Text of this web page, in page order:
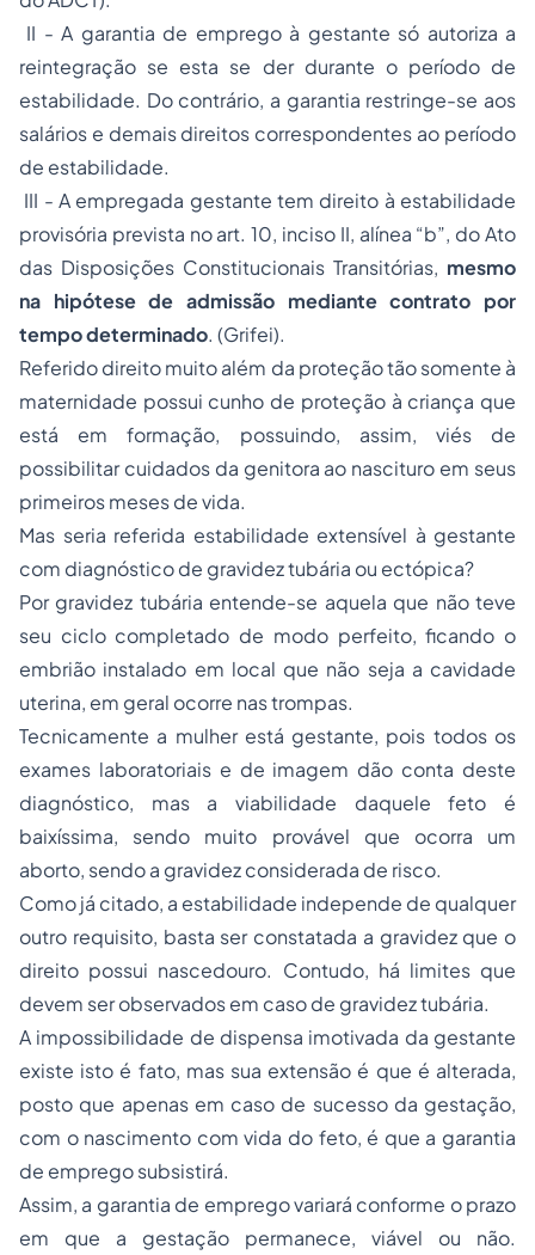
II - A garantia de emprego à gestante só autoriza a
reintegração se esta se der durante o período de
estabilidade. Do contrário, a garantia restringe-se aos
salários e demais direitos correspondentes ao período
de estabilidade.
III - A empregada gestante tem direito à estabilidade
provisória prevista no art. 10, inciso II, alínea “b”, do Ato
das Disposições Constitucionais Transitórias, mesmo
na hipótese de admissão mediante contrato por
tempo determinado. (Grifei).
Referido direito muito além da proteção tão somente à
maternidade possui cunho de proteção à criança que
está em formação, possuindo, assim, viés de
possibilitar cuidados da genitora ao nascituro em seus
primeiros meses de vida.
Mas seria referida estabilidade extensível à gestante
com diagnóstico de gravidez tubária ou ectópica?
Por gravidez tubária entende-se aquela que não teve
seu ciclo completado de modo perfeito, ficando o
embrião instalado em local que não seja a cavidade
uterina, em geral ocorre nas trompas.
Tecnicamente a mulher está gestante, pois todos os
exames laboratoriais e de imagem dão conta deste
diagnóstico, mas a viabilidade daquele feto é
baixíssima, sendo muito provável que ocorra um
aborto, sendo a gravidez considerada de risco.
Como já citado, a estabilidade independe de qualquer
outro requisito, basta ser constatada a gravidez que o
direito possui nascedouro. Contudo, há limites que
devem ser observados em caso de gravidez tubária.
A impossibilidade de dispensa imotivada da gestante
existe isto é fato, mas sua extensão é que é alterada,
posto que apenas em caso de sucesso da gestação,
com o nascimento com vida do feto, é que a garantia
de emprego subsistirá.
Assim, a garantia de emprego variará conforme o prazo
em que a gestação permanece, viável ou não.